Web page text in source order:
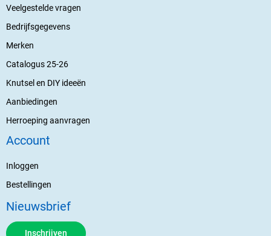
Veelgestelde vragen
Bedrijfsgegevens
Merken
Catalogus 25-26
Knutsel en DIY ideeën
Aanbiedingen
Herroeping aanvragen
Account
Inloggen
Bestellingen
Nieuwsbrief
Inschrijven